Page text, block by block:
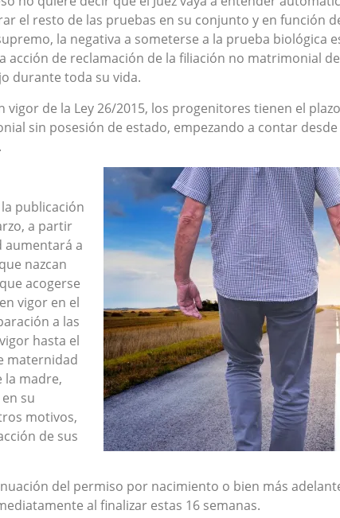
el resto de las pruebas en su conjunto y en función
la negativa a someterse a la prueba biológica
acción de reclamación de la filiación no matrimonial
durante toda su vida.
vigor de la Ley 26/2015, los progenitores tienen el
sin posesión de estado, empezando a contar
publicación
a partir
aumentará a
nazcan
acogerse
vigor en el
a las
hasta el
maternidad
la madre,
su
motivos,
de sus
del permiso por nacimiento o bien más
al finalizar estas 16 semanas.